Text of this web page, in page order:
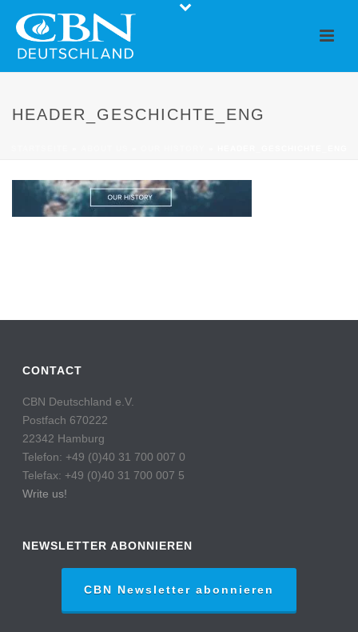
HEADER_GESCHICHTE_ENG
CONTACT
CBN Deutschland e.V.
Postfach 670222
22342 Hamburg
Telefon: +49 (0)40 31 700 007 0
Telefax: +49 (0)40 31 700 007 5
Write us!
NEWSLETTER ABONNIEREN
CBN Newsletter abonnieren